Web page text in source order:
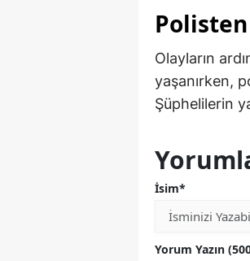
Polisten
Olayların
yaşanırken,
Şüphelilerin
İsim*
Yorum Yazın